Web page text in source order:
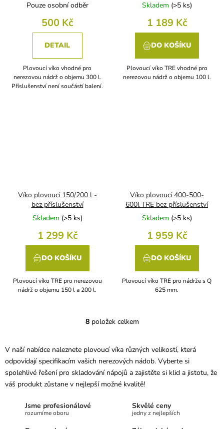
Pouze osobní odběr
500 Kč
DETAIL
Plovoucí víko vhodné pro
nerezovou nádrž o objemu 300 l.
Příslušenství není součástí balení.
Skladem (>5 ks)
1 189 Kč
DO KOŠÍKU
Plovoucí víko TRE vhodné pro
nerezovou nádrž o objemu 100 l.
Víko plovoucí 150/200 l -
bez příslušenství
Skladem (>5 ks)
1 299 Kč
DO KOŠÍKU
Plovoucí víko TRE pro nerezovou
nádrž o objemu 150 l a 200 l.
Víko plovoucí 400-500-
600l TRE bez příslušenství
Skladem (>5 ks)
1 959 Kč
DO KOŠÍKU
Plovoucí víko TRE pro nádrže s Q
625 mm.
O
á
d
a
c
8položek celkem
V naší nabídce naleznete plovoucí víka různých velikostí, která
odpovídají specifikacím vašich nerezových nádob. Vyberte si
spolehlivé řešení pro skladování nápojů a zajistěte si klid a jistotu, že
váš produkt zůstane v nejlepší možné kvalitě!
Jsme profesionálové
rozumíme oboru
Skvělé ceny
jedny z nejlepších